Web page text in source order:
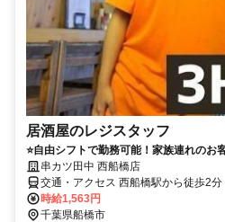
居酒屋のレジスタッフ
⭐自由シフトで勤務可能！家族連れのお
串カツ田中 西船橋店
交通・アクセス 西船橋駅から徒歩2分
時給1,563円
千葉県船橋市